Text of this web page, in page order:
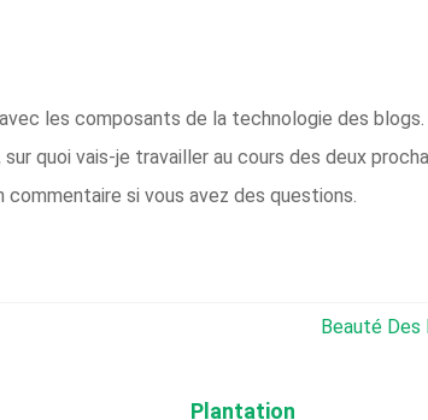
les composants de la technologie des
quoi vais-je travailler au cours des deux
si vous avez des questions.
Beauté Des
Plantation